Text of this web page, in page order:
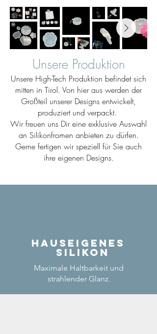
Unsere Produktion
Unsere High-Tech Produktion befindet sich
mitten in Tirol. Von hier aus werden der
Großteil unserer Designs entwickelt,
produziert und verpackt.
Wir freuen uns Dir eine exklusive Auswahl
an Silikonfromen anbieten zu dürfen.
Gerne fertigen wir speziell für Sie auch
ihre eigenen Designs.
Hauseigenes
Silikon
Maximale Haltbarkeit und
strahlender Glanz.